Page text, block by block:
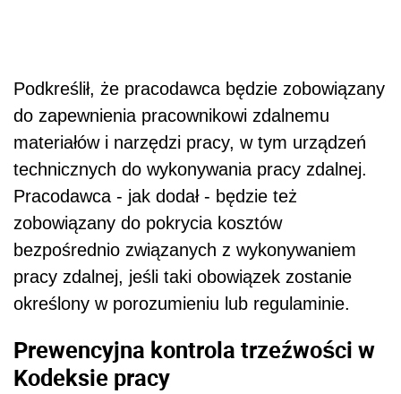
Podkreślił, że pracodawca będzie zobowiązany
do zapewnienia pracownikowi zdalnemu
materiałów i narzędzi pracy, w tym urządzeń
technicznych do wykonywania pracy zdalnej.
Pracodawca - jak dodał - będzie też
zobowiązany do pokrycia kosztów
bezpośrednio związanych z wykonywaniem
pracy zdalnej, jeśli taki obowiązek zostanie
określony w porozumieniu lub regulaminie.
Prewencyjna kontrola trzeźwości w
Kodeksie pracy